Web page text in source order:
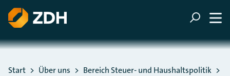
ZUM HAUPTINHALT SPRINGEN
ZUR SUCHE SPRINGEN
Sie befinden sich hier:
Start Über uns
Bereich Steuer- und Haushaltspolitik